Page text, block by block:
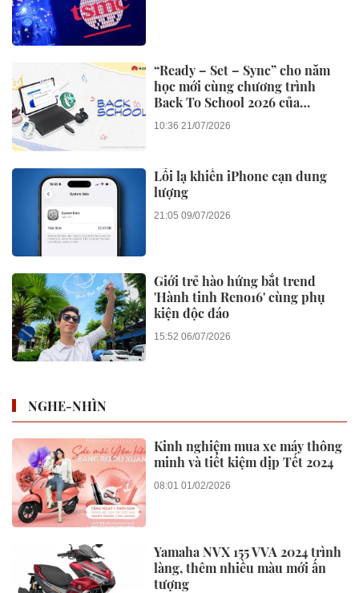
“Ready – Set – Sync” cho năm
học mới cùng chương trình
Back To School 2026 của
Huawei
10:36 21/07/2026
Lỗi lạ khiến iPhone cạn dung
lượng
21:05 09/07/2026
Giới trẻ hào hứng bắt trend
'Hành tinh Reno16' cùng phụ
kiện độc đáo
15:52 06/07/2026
NGHE-NHÌN
Kinh nghiệm mua xe máy thông
minh và tiết kiệm dịp Tết 2024
08:01 01/02/2026
Yamaha NVX 155 VVA 2024 trình
làng, thêm nhiều màu mới ấn
tượng